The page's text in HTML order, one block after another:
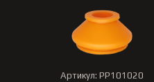
Артикул: PP101020